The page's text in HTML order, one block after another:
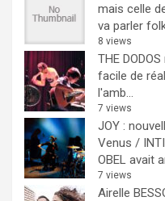
mais celle
va parler
8 views
THE
facile de
l'amb...
7 views
JOY :
Venus /
OBEL avait
7 views
Airelle